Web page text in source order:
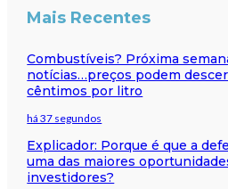
Mais Recentes
Combustíveis? Próxima
notícias…preços podem descer
cêntimos por litro
há 37 segundos
Explicador: Porque é que a
uma das maiores
investidores?